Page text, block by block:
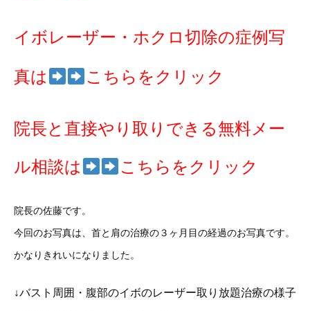
イボレーザー・ホクロ切除の症例写
真は こちらをクリック
院長と直接やり取りできる無料メー
ル相談は こちらをクリック
院長の佐藤です。
今回のお写真は、首と肩の治療の３ヶ月目の経過のお写真です。
かなりきれいになりました。
↓バスト周囲・腹部のイボのレーザー取り放題治療の様子